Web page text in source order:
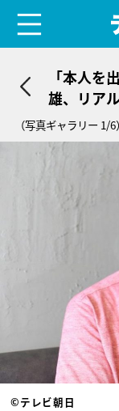
「本人
雄、リア
犯人役
（写真ギャラリー 1/6）
©テレビ朝日